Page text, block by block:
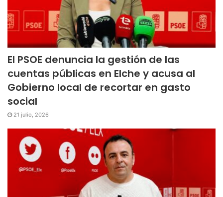
El PSOE denuncia la gestión de las
cuentas públicas en Elche y acusa al
Gobierno local de recortar en gasto
social
21 julio, 2026